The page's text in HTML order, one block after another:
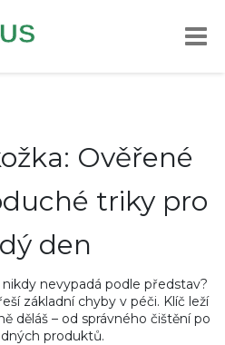
Ověřené
triky pro
den
nevypadá podle představ?
základní chyby v péči. Klíč leží
děláš – od správného čištění po
produktů.